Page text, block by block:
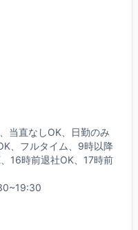
当直なしOK、日勤のみ
、フルタイム、9時以降
16時前退社OK、17時前